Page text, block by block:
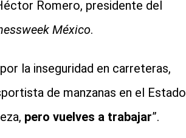
Romero, presidente del
México.
la inseguridad en carreteras,
de manzanas en el Estado
pero vuelves a trabajar”.